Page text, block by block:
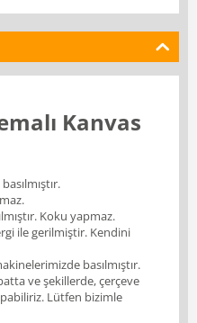
Kanvas
Koku yapmaz.
ile gerilmiştir. Kendini
basılmıştır.
ve şekillerde, çerçeve
Lütfen bizimle